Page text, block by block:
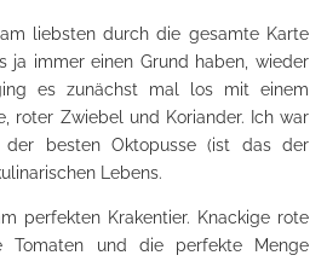
liebsten durch die gesamte Karte
ja immer einen Grund haben, wieder
es zunächst mal los mit einem
roter Zwiebel und Koriander. Ich war
der besten Oktopusse (ist das der
Lebens.
perfekten Krakentier. Knackige rote
Tomaten und die perfekte Menge